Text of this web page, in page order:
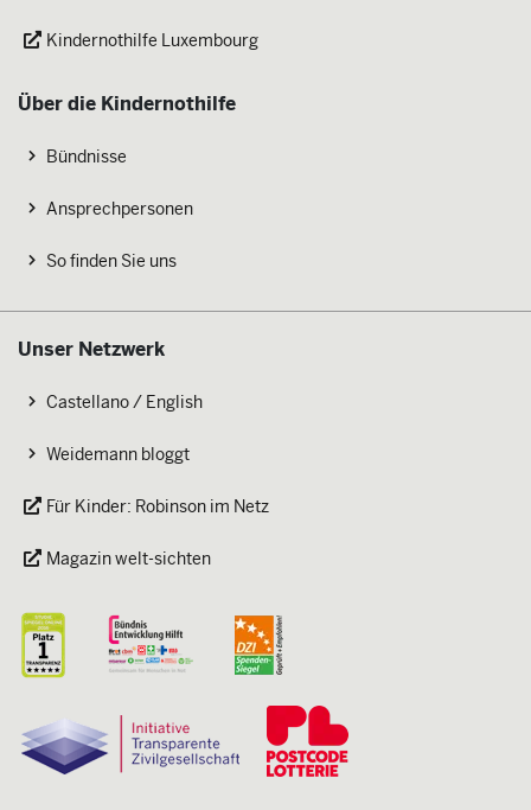
Kindernothilfe Luxembourg
Über die Kindernothilfe
Bündnisse
Ansprechpersonen
So finden Sie uns
Unser Netzwerk
Castellano / English
Weidemann bloggt
Für Kinder: Robinson im Netz
Magazin welt-sichten